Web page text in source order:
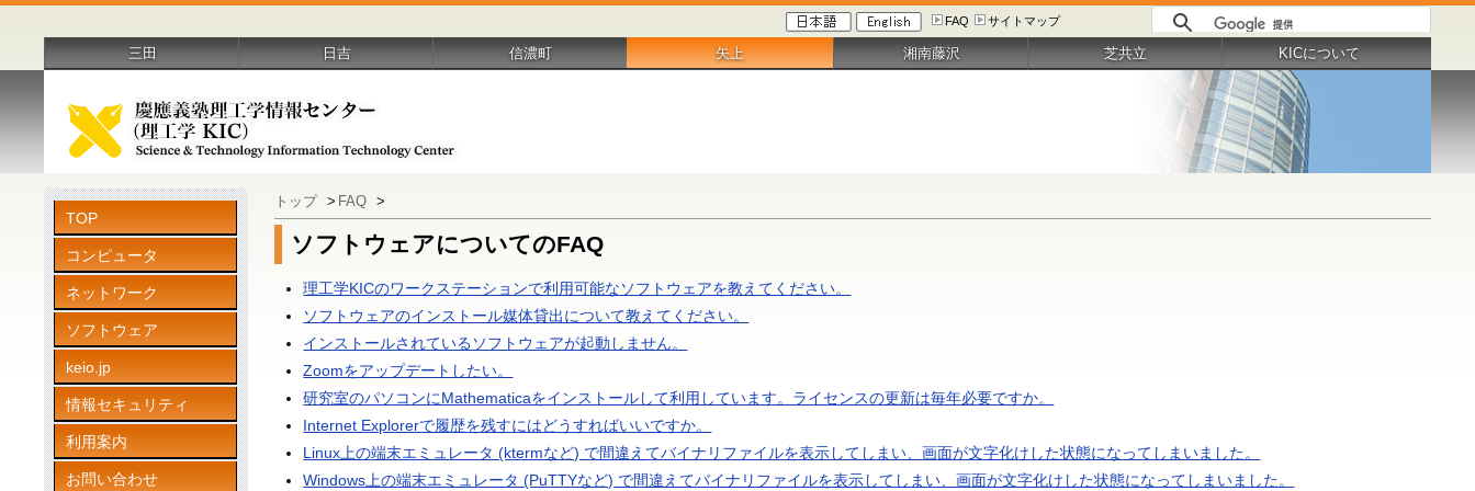
FAQ サイトマップ
TOP
コンピュータ
ネットワーク
ソフトウェア
keio.jp
情報セキュリティ
利用案内
お問い合わせ
トップ > FAQ >
ソフトウェアについてのFAQ
理工学KICのワークステーションで利用可能なソフトウェアを教えてください。
ソフトウェアのインストール媒体貸出について教えてください。
インストールされているソフトウェアが起動しません。
Zoomをアップデートしたい。
研究室のパソコンにMathematicaをインストールして利用しています。ライセンスの更新は毎年必要ですか。
Internet Explorerで履歴を残すにはどうすればいいですか。
Linux上の端末エミュレータ (ktermなど) で間違えてバイナリファイルを表示してしまい、画面が文字化けした状態になってしまいました。
Windows上の端末エミュレータ (PuTTYなど) で間違えてバイナリファイルを表示してしまい、画面が文字化けした状態になってしまいました。
三田 日吉 信濃町 矢上 湘南藤沢 芝共立 KICについて